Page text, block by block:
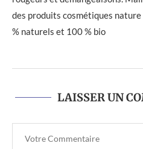
des produits cosmétiques
% naturels et 100 % bio
LAISSER UN